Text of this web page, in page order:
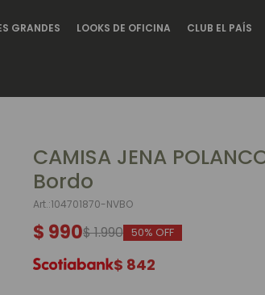
GRANDES LOOKS DE OFICINA CLUB EL PAÍS
CAMISA JENA
Bordo
104701870-NVBO
$ 990$1.990 50
$ 842